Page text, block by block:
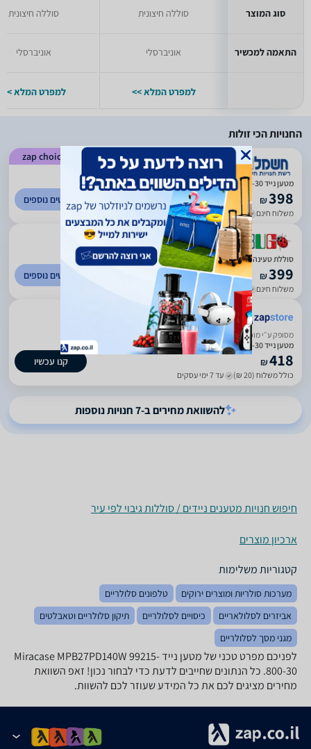
סוג המוצר
התאמה למכשיר
סוללה חיצונית
אוניברסלי
למפרט המלא >>
סוללה חיצונית
אוניברסלי
למפרט המלא >>
החנויות הכי זולות
zap choice
4.51
(
1078
)
מטען נייד Miracase MPB27PD140W 99215-800-30 - יבואן רשמי
₪398
משלוח חינם עד 7 ימי עסקים
לפרטים נוספים
2.59
(
658
סוללת טעינה MPB27PD140W מיראקייס - Miracase Miracase
₪399
משלוח חינם עד 6 ימי עסקים
לפרטים נוספים
ביטחון בשירות
מסופק ע״י מוכר חיצוני
מטען נייד Miracase MPB27PD140W 99215-800-30 - יבואן רשמי
₪418
כולל משלוח (20 ₪) עד 7 ימי עסקים
קנו עכשיו
להשוואת מחירים ב-7 חנויות נוספות
חיפוש חנויות מטענים ניידים / סוללות גיבוי לפי עיר
ארכיון מוצרים
קטגוריות משלימות
מערכות סולריות ומוצרים ירוקים
טלפונים סלולריים
אביזרים לסלולאריים
כיסויים לסלולריים
תיקון סלולריים וטאבלטים
מגני מסך לסלולריים
לפניכם מפרט טכני של מטען נייד Miracase MPB27PD140W 99215-
800-30. כל הנתונים שחייבים לדעת כדי לבחור נכון! זאפ השוואת
מחירים מציגים לכם את כל המידע שעוזר לכם להשוות.